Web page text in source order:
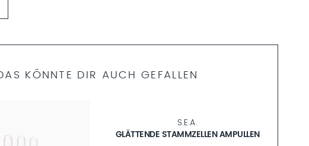
KÖNNTE DIR AUCH GEFALLEN
S.E.A.
GLÄTTENDE STAMMZELLEN AMPULLEN